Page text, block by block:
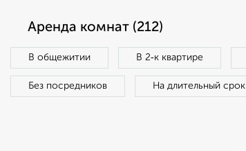
Аренда комнат (212)
В общежитии В 2‑к квартире
Без посредников На длительный срок